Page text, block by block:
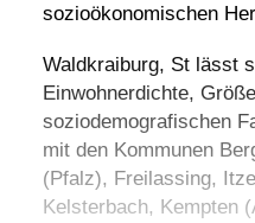
sozioökonomischen
Waldkraiburg, St lässt
Einwohnerdichte,
soziodemografischen
mit den Kommunen
(Pfalz), Freilassing,
Kelsterbach, Kempten